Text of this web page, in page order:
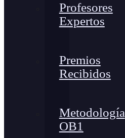
Profesores
Expertos
Premios
Recibidos
Metodología
OB1